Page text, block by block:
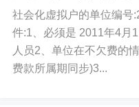
社会化虚拟户的单位编号
件:1、必须是 2011年4月
人员2、单位在不欠费的
费款所属期同步)3...